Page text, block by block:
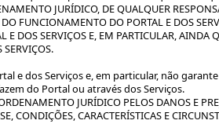
JURÍDICO, DE QUALQUER
FUNCIONAMENTO DO PORTAL E DOS
DOS SERVIÇOS E, EM PARTICULAR, AINDA
e dos Serviços e, em particular, não
do Portal ou através dos Serviços.
JURÍDICO PELOS DANOS E
CONDIÇÕES, CARACTERÍSTICAS E